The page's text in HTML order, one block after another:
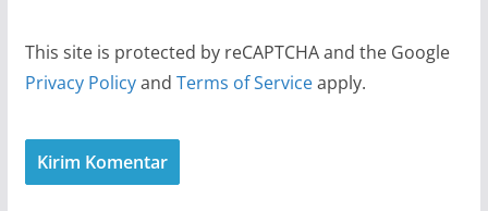
This site is protected by reCAPTCHA and the Google
Privacy Policyand Terms of Serviceapply.